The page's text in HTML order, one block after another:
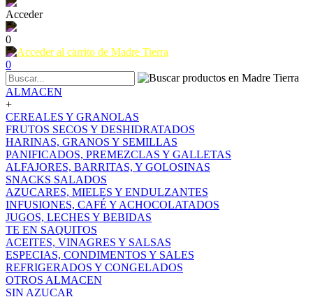
Acceder
0
0
ALMACEN
+
CEREALES Y GRANOLAS
FRUTOS SECOS Y DESHIDRATADOS
HARINAS, GRANOS Y SEMILLAS
PANIFICADOS, PREMEZCLAS Y GALLETAS
ALFAJORES, BARRITAS, Y GOLOSINAS
SNACKS SALADOS
AZUCARES, MIELES Y ENDULZANTES
INFUSIONES, CAFÉ Y ACHOCOLATADOS
JUGOS, LECHES Y BEBIDAS
TE EN SAQUITOS
ACEITES, VINAGRES Y SALSAS
ESPECIAS, CONDIMENTOS Y SALES
REFRIGERADOS Y CONGELADOS
OTROS ALMACEN
SIN AZUCAR